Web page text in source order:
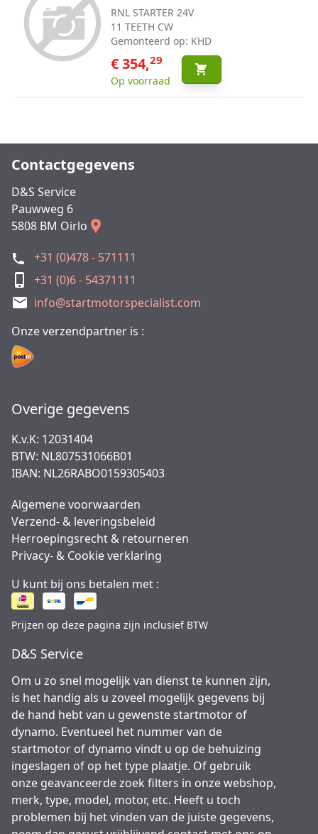
RNL STARTER 24V
11 TEETH CW
Gemonteerd op: KHD
€ 354,29
Op voorraad
Contactgegevens
D&S Service
Pauwweg 6
5808 BM Oirlo
+31 (0)478 - 571111
+31 (0)6 - 54371111
info@startmotorspecialist.com
Onze verzendpartner is :
Overige gegevens
K.v.K: 12031404
BTW: NL807531066B01
IBAN: NL26RABO0159305403
Algemene voorwaarden
Verzend- & leveringsbeleid
Herroepingsrecht & retourneren
Privacy- & Cookie verklaring
U kunt bij ons betalen met :
Prijzen op deze pagina zijn inclusief BTW
D&S Service
Om u zo snel mogelijk van dienst te kunnen zijn,
is het handig als u zoveel mogelijk gegevens bij
de hand hebt van u gewenste startmotor of
dynamo. Eventueel het nummer van de
startmotor of dynamo vindt u op de behuizing
ingeslagen of op het type plaatje. Of gebruik
onze geavanceerde zoek filters in onze webshop,
merk, type, model, motor, etc. Heeft u toch
problemen bij het vinden van de juiste gegevens,